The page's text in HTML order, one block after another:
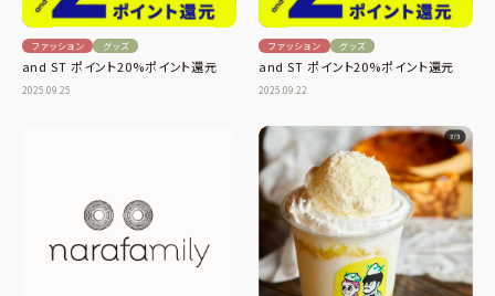
ファッション グッズ
and ST ポイント20%ポイント還元
2025.09.25
ファッション グッズ
and ST ポイント20%ポイント還元
2025.09.22